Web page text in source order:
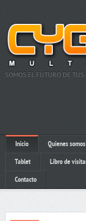
SOMOS EL FUTURO DE
Inicio Quienes somos
Tablet Libro de
Contacto